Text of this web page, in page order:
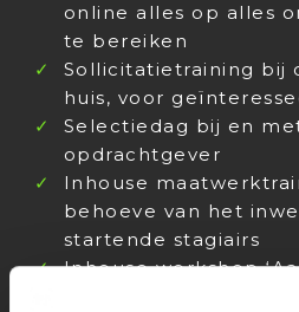
online alles op alles
te bereiken
Sollicitatietraining bij
huis, voor
Selectiedag bij en
opdrachtgever
Inhouse
behoeve van het
startende stagiairs
Inhouse workshop
Stagiairs’ voor alle